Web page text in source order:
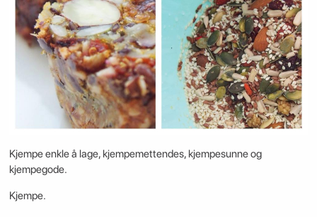
Kjempe enkle å lage, kjempemettendes, kjempesunne og
kjempegode.
Kjempe.